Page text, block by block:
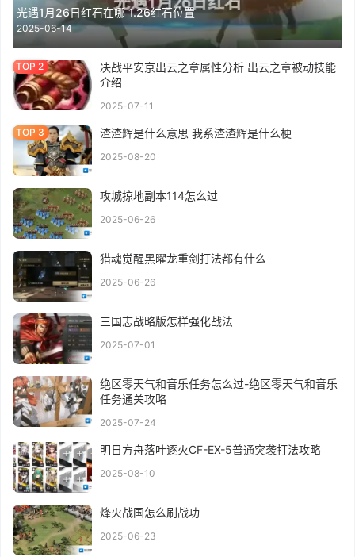
光遇1月26日红石在哪 1.26红石位置
2025-06-14
决战平安京出云之章属性分析 出云之章被动技能
介绍
2025-07-11
渣渣辉是什么意思 我系渣渣辉是什么梗
2025-08-20
攻城掠地副本114怎么过
2025-06-26
猎魂觉醒黑曜龙重剑打法都有什么
2025-06-26
三国志战略版怎样强化战法
2025-07-01
绝区零天气和音乐任务怎么过-绝区零天气和音乐
任务通关攻略
2025-07-24
明日方舟落叶逐火CF-EX-5普通突袭打法攻略
2025-08-10
烽火战国怎么刷战功
2025-06-23